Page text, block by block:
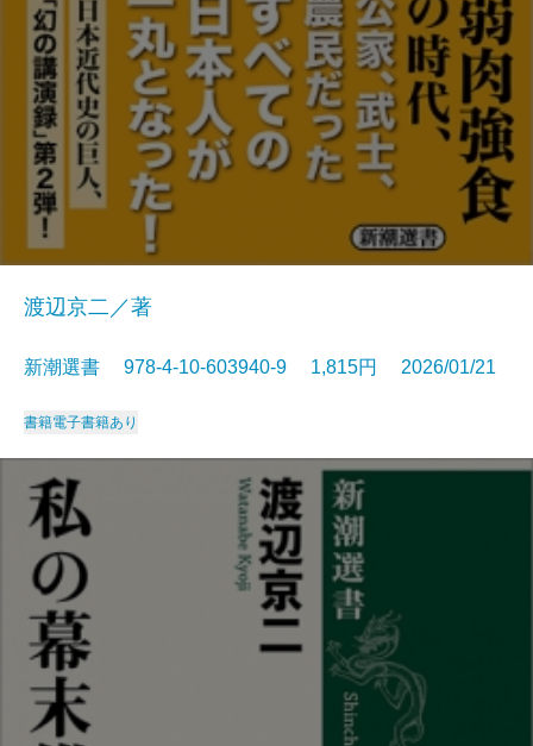
渡辺京二／著
新潮選書 978-4-10-603940-9 1,815円 2026/01/21
書籍電子書籍あり